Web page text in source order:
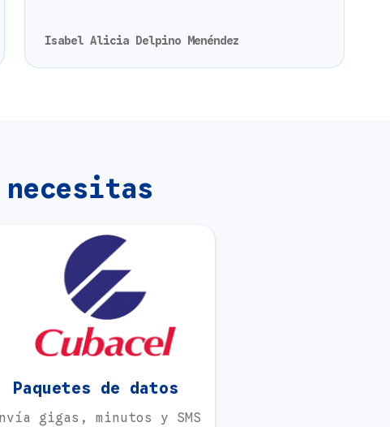
Isabel Alicia Delpino Menéndez
Paquetes de datos
gigas, minutos y SMS